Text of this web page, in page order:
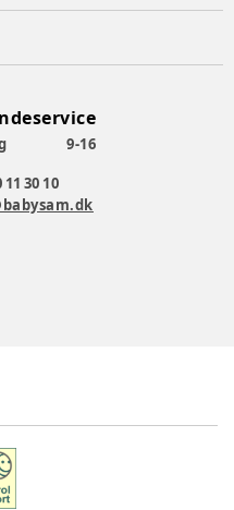
9-16
30 10